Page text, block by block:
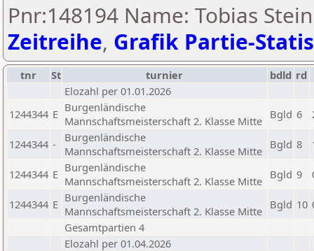
Pnr:148194 Name: Tobias
Zeitreihe, Grafik Partie-
tnr St turnier bdld rd
Elozahl per 01.01.2026
1244344 E Burgenländische
Mannschaftsmeisterschaft 2. Klasse Mitte Bgld 6
1244344 -
Burgenländische
Mannschaftsmeisterschaft 2. Klasse Mitte Bgld 8
1244344 E Burgenländische
Mannschaftsmeisterschaft 2. Klasse Mitte Bgld 9
1244344 E Burgenländische
Mannschaftsmeisterschaft 2. Klasse Mitte Bgld 10
Gesamtpartien 4
Elozahl per 01.04.2026